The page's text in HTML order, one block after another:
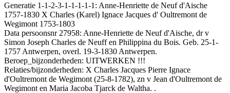
Generatie 1-1-2-3-1-1-1-1-1: Anne-Henriette de Neuf d'Aische
1757-1830 X Charles (Karel) Ignace Jacques d' Oultremont de
Wegimont 1753-1803
Data persoonsnr 27958: Anne-Henriette de Neuf d'Aische, dr v
Simon Joseph Charles de Neuff en Philippina du Bois. Geb. 25-1-
1757 Antwerpen, overl. 19-3-1830 Antwerpen.
Beroep_bijzonderheden: UITWERKEN !!!
Relaties/bijzonderheden: X Charles Jacques Pierre Ignace
d'Oultremont de Wegimont (25-8-1782), zn v Jean d'Oultremont de
Wegimont en Maria Jacoba Tjarck de Waltha. .